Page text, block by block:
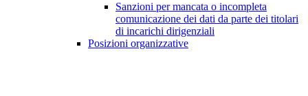
Sanzioni per mancata o incompleta
comunicazione dei dati da parte dei titolari
di incarichi dirigenziali
Posizioni organizzative